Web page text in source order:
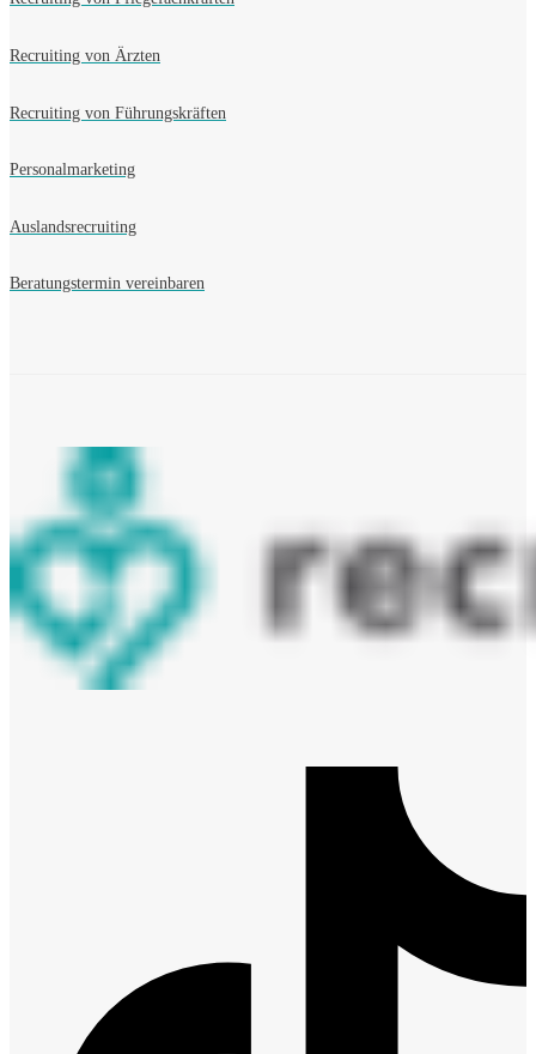
Recruiting von Ärzten
Recruiting von Führungskräften
Personalmarketing
Auslandsrecruiting
Beratungstermin vereinbaren